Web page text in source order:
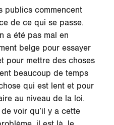
publics commencent
de ce qui se passe.
a été pas mal en
belge pour essayer
pour mettre des choses
beaucoup de temps
qui est lent et pour
au niveau de la loi.
voir qu’il y a cette